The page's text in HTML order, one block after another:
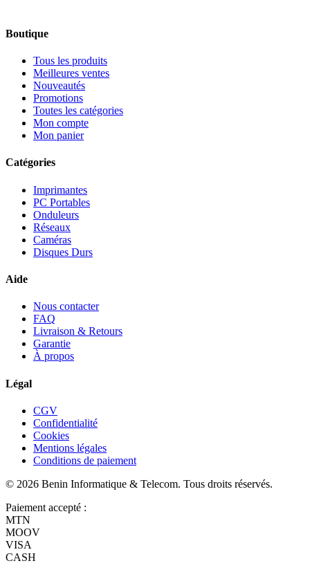
Boutique
Tous les produits
Meilleures ventes
Nouveautés
Promotions
Toutes les catégories
Mon compte
Mon panier
Catégories
Imprimantes
PC Portables
Onduleurs
Réseaux
Caméras
Disques Durs
Aide
Nous contacter
FAQ
Livraison & Retours
Garantie
À propos
Légal
CGV
Confidentialité
Cookies
Mentions légales
Conditions de paiement
© 2026 Benin Informatique & Telecom. Tous droits réservés.
Paiement accepté :
MTN
MOOV
VISA
CASH